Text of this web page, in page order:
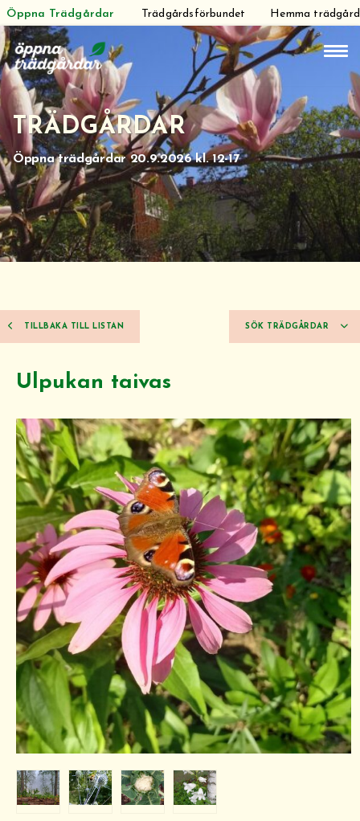
Hoppa
till
innehåll
Öppna Trädgårdar Trädgårdsförbundet Hemma trädgård
TRÄDGÅRDAR
Öppna trädgårdar 20.9.2026 kl. 12-17
TILLBAKA TILL LISTAN SÖK TRÄDGÅRDAR
Ulpukan taivas